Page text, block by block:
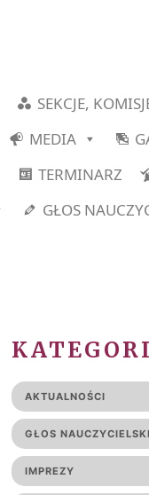
SEKCJE,
MEDIA
TERMINARZ
GŁOS
AKTUALNOŚCI
GŁOS NAUCZYCIELSKI
IMPREZY